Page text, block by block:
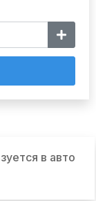
в авто